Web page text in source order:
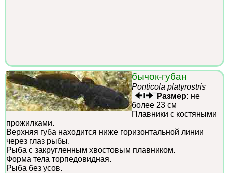
бычок-губан
Ponticola platyrostris
Размер: не
более 23 см
Плавники с костяными
прожилками.
Верхняя губа находится ниже горизонтальной линии
через глаз рыбы.
Рыба с закругленным хвостовым плавником.
Форма тела торпедовидная.
Рыба без усов.